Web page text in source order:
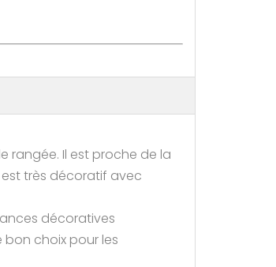
rangée. Il est proche de la
très décoratif avec
décoratives
choix pour les